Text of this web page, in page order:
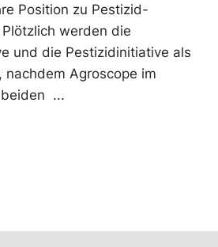
Position zu Pestizid-
werden die
und die Pestizidinitiative als
Agroscope im